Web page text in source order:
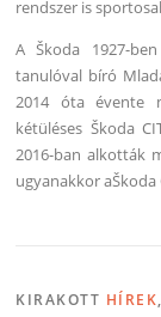
rendszer is
A Škoda 1927-
tanulóval bíró
2014 óta évente
kétüléses Škoda
2016-ban alkották
ugyanakkor
KIRAKOTT HÍREK